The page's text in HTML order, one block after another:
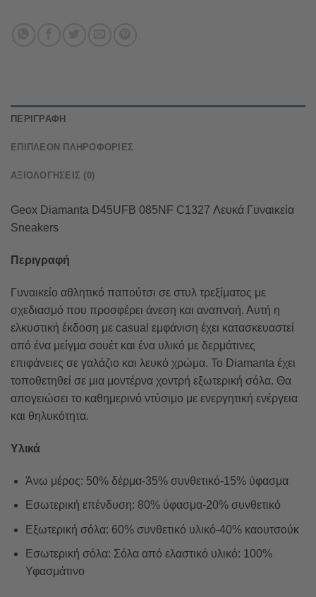
ΠΕΡΙΓΡΑΦΉ
ΕΠΙΠΛΈΟΝ ΠΛΗΡΟΦΟΡΊΕΣ
ΑΞΙΟΛΟΓΉΣΕΙΣ (0)
Geox Diamanta D45UFB 085NF C1327 Λευκά Γυναικεία
Sneakers
Περιγραφή
Γυναικείο αθλητικό παπούτσι σε στυλ τρεξίματος με
σχεδιασμό που προσφέρει άνεση και αναπνοή. Αυτή η
ελκυστική έκδοση με casual εμφάνιση έχει κατασκευαστεί
από ένα μείγμα σουέτ και ένα υλικό με δερμάτινες
επιφάνειες σε γαλάζιο και λευκό χρώμα. Το Diamanta έχει
τοποθετηθεί σε μια μοντέρνα χοντρή εξωτερική σόλα. Θα
απογειώσει το καθημερινό ντύσιμο με ενεργητική ενέργεια
και θηλυκότητα.
Υλικά
Άνω μέρος: 50% δέρμα-35% συνθετικό-15% ύφασμα
Εσωτερική επένδυση: 80% ύφασμα-20% συνθετικό
Εξωτερική σόλα: 60% συνθετικό υλικό-40% καουτσούκ
Εσωτερική σόλα: Σόλα από ελαστικό υλικό: 100%
Υφασμάτινο